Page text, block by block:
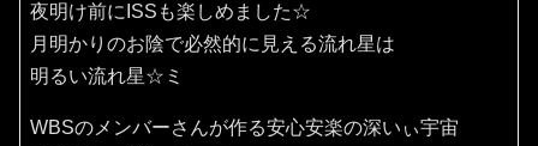
夜明け前にISSも楽しめました☆
月明かりのお陰で必然的に見える流れ星は
明るい流れ星☆ミ
WBSのメンバーさんが作る安心安楽の深いぃ宇宙